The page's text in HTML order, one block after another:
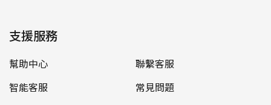
支援服務
幫助中心
聯繫客服
智能客服
常見問題